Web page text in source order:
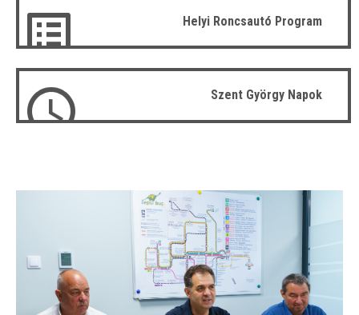
Helyi Roncsautó Program
Szent György Napok